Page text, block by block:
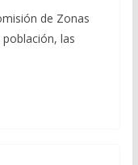
de Zonas
las